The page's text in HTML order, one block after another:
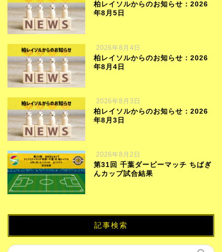
柏レイソルからのお知らせ：2026
年8月5日
2026年8月4日
柏レイソルからのお知らせ：2026
年8月4日
2026年8月3日
柏レイソルからのお知らせ：2026
年8月3日
2026年8月2日
第31回 千葉ダービーマッチ ちばぎ
んカップ試合結果
記事検索